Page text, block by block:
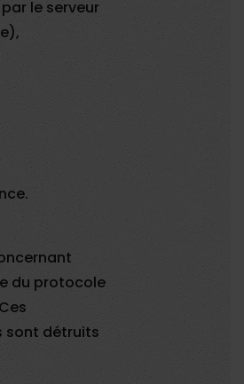
le serveur
du protocole
sont détruits